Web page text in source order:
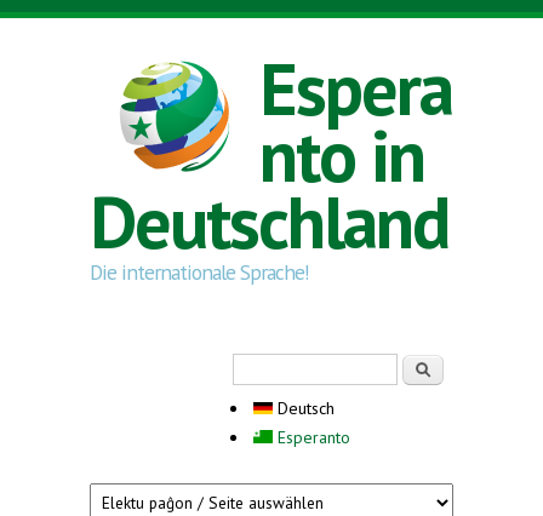
Direkt zum Inhalt
Espera
nto in
Deutschland
Die internationale Sprache!
Deutsch
Esperanto